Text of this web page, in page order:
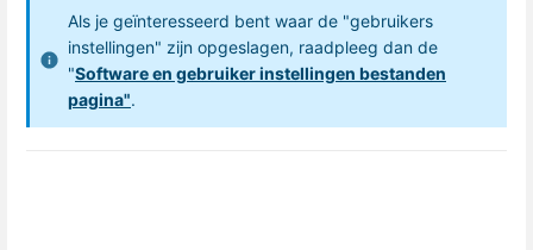
Als je geïnteresseerd bent waar de "gebruikers
instellingen" zijn opgeslagen, raadpleeg dan de
"Software en gebruiker instellingen bestanden
pagina".